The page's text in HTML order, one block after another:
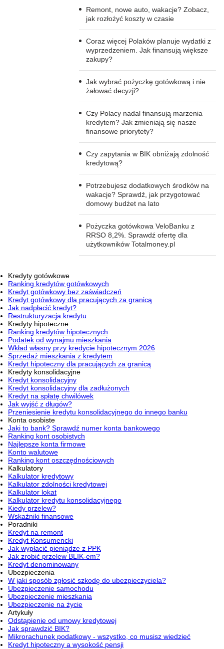
Remont, nowe auto, wakacje? Zobacz,
jak rozłożyć koszty w czasie
Coraz więcej Polaków planuje wydatki z
wyprzedzeniem. Jak finansują większe
zakupy?
Jak wybrać pożyczkę gotówkową i nie
żałować decyzji?
Czy Polacy nadal finansują marzenia
kredytem? Jak zmieniają się nasze
finansowe priorytety?
Czy zapytania w BIK obniżają zdolność
kredytową?
Potrzebujesz dodatkowych środków na
wakacje? Sprawdź, jak przygotować
domowy budżet na lato
Pożyczka gotówkowa VeloBanku z
RRSO 8,2%. Sprawdź ofertę dla
użytkowników Totalmoney.pl
Kredyty gotówkowe
Ranking kredytów gotówkowych
Kredyt gotówkowy bez zaświadczeń
Kredyt gotówkowy dla pracujących za granicą
Jak nadpłacić kredyt?
Restrukturyzacja kredytu
Kredyty hipoteczne
Ranking kredytów hipotecznych
Podatek od wynajmu mieszkania
Wkład własny przy kredycie hipotecznym 2026
Sprzedaż mieszkania z kredytem
Kredyt hipoteczny dla pracujących za granicą
Kredyty konsolidacyjne
Kredyt konsolidacyjny
Kredyt konsolidacyjny dla zadłużonych
Kredyt na spłatę chwilówek
Jak wyjść z długów?
Przeniesienie kredytu konsolidacyjnego do innego banku
Konta osobiste
Jaki to bank? Sprawdź numer konta bankowego
Ranking kont osobistych
Najlepsze konta firmowe
Konto walutowe
Ranking kont oszczędnościowych
Kalkulatory
Kalkulator kredytowy
Kalkulator zdolności kredytowej
Kalkulator lokat
Kalkulator kredytu konsolidacyjnego
Kiedy przelew?
Wskaźniki finansowe
Poradniki
Kredyt na remont
Kredyt Konsumencki
Jak wypłacić pieniądze z PPK
Jak zrobić przelew BLIK-em?
Kredyt denominowany
Ubezpieczenia
W jaki sposób zgłosić szkodę do ubezpieczyciela?
Ubezpieczenie samochodu
Ubezpieczenie mieszkania
Ubezpieczenie na życie
Artykuły
Odstąpienie od umowy kredytowej
Jak sprawdzić BIK?
Mikrorachunek podatkowy - wszystko, co musisz wiedzieć
Kredyt hipoteczny a wysokość pensji